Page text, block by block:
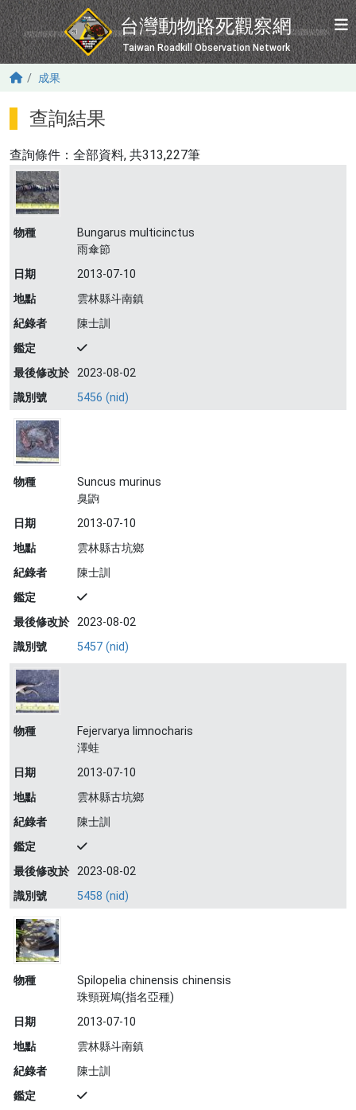
移至主內容
台灣動物路死觀察網
Taiwan Roadkill Observation Network
成果
查詢結果
查詢條件： 全部資料, 共313,227筆
物種
Bungarus multicinctus
雨傘節
日期
2013-07-10
地點
雲林縣斗南鎮
紀錄者
陳士訓
鑑定
最後修改於 2023-08-02
識別號
5456 (nid)
物種
Suncus murinus
臭鼩
日期
2013-07-10
地點
雲林縣古坑鄉
紀錄者
陳士訓
鑑定
最後修改於 2023-08-02
識別號
5457 (nid)
物種
Fejervarya limnocharis
澤蛙
日期
2013-07-10
地點
雲林縣古坑鄉
紀錄者
陳士訓
鑑定
最後修改於 2023-08-02
識別號
5458 (nid)
物種
Spilopelia chinensis chinensis
珠頸斑鳩(指名亞種)
日期
2013-07-10
地點
雲林縣斗南鎮
紀錄者
陳士訓
鑑定